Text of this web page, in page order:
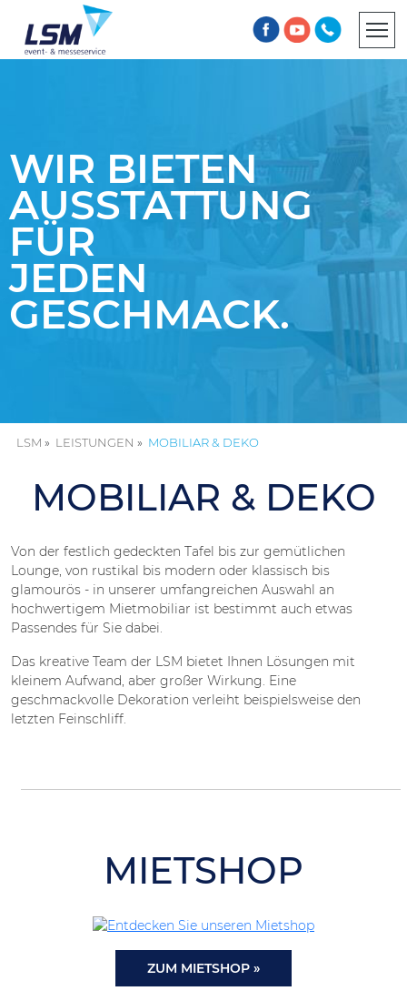
LSM LEISTUNGEN MOBILIAR & DEKO
WIR BIETEN
AUSSTATTUNG
FÜR
JEDEN
GESCHMACK.
MOBILIAR & DEKO
Von der festlich gedeckten Tafel bis zur gemütlichen
Lounge, von rustikal bis modern oder klassisch bis
glamourös - in unserer umfangreichen Auswahl an
hochwertigem Mietmobiliar ist bestimmt auch etwas
Passendes für Sie dabei.
Das kreative Team der LSM bietet Ihnen Lösungen mit
kleinem Aufwand, aber großer Wirkung. Eine
geschmackvolle Dekoration verleiht beispielsweise den
letzten Feinschliff.
MIETSHOP
ZUM MIETSHOP »